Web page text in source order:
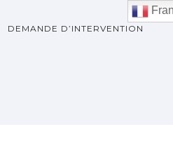
DEMANDE D’INTERVENTION